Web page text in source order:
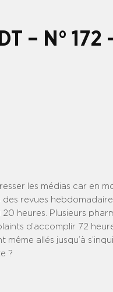
– N° 172
les médias car en
des revues
heures. Plusieurs
d’accomplir 72
allés jusqu’à
?